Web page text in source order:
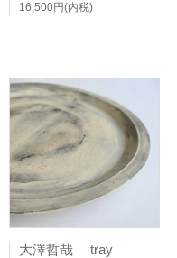
16,500円(内税)
大澤哲哉 tray